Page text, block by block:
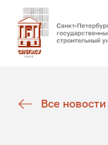
Все новости